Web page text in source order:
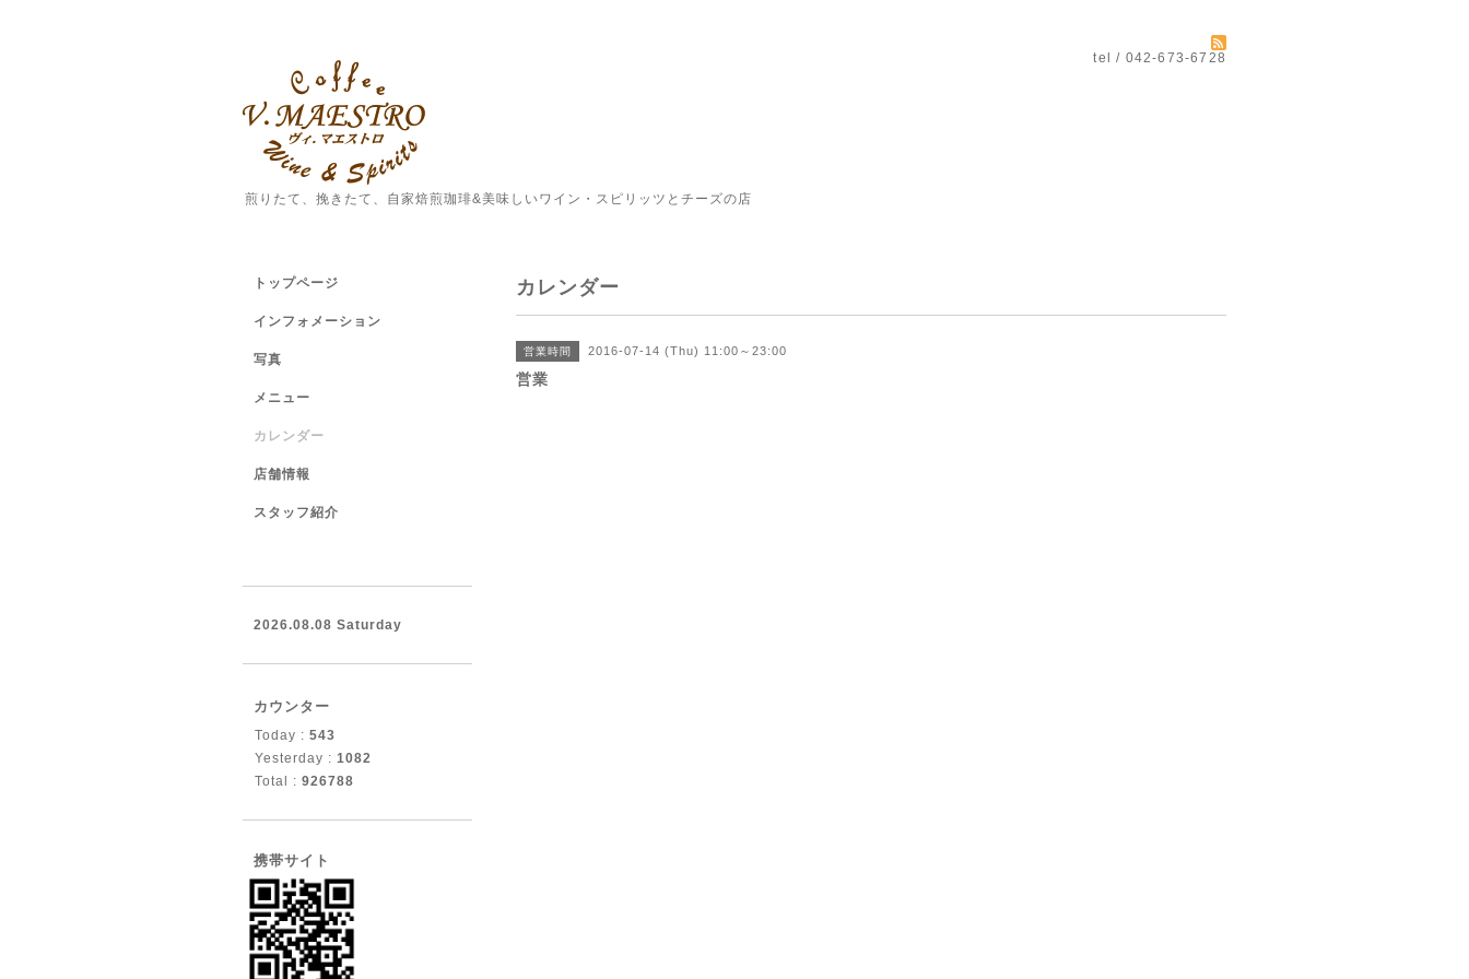
tel / 042-673-6728
煎りたて、挽きたて、自家焙煎珈琲&美味しいワイン・スピリッツとチーズの店
カレンダー
営業時間 2016-07-14 (Thu) 11:00～23:00
営業
トップページ
インフォメーション
写真
メニュー
カレンダー
店舗情報
スタッフ紹介
2026.08.08 Saturday
カウンター
Today : 543
Yesterday : 1082
Total : 926788
携帯サイト